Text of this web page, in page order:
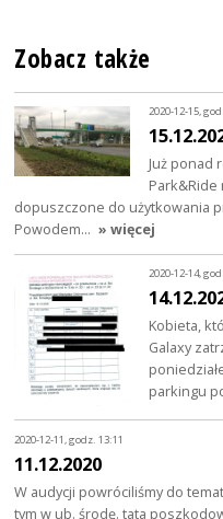
Zobacz także
2020-12-15,
Już ponad
Park&Ride
dopuszczone do użytkowania
Powodem… » więcej
2020-12-14,
Kobieta,
Galaxy
parkingu
2020-12-11, godz. 13:11
11.12.2020
W audycji powróciliśmy do
tym w ub. środę. tata